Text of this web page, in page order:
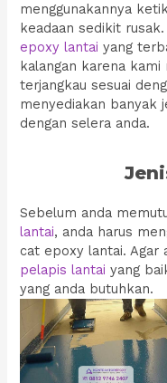
menggunakannya
keadaan sedikit
epoxy lantai yang
kalangan karena kami
terjangkau sesuai
menyediakan banyak
dengan selera anda.
Sebelum anda
lantai, anda harus
cat epoxy lantai. Agar
pelapis lantai yang
yang anda butuhkan.